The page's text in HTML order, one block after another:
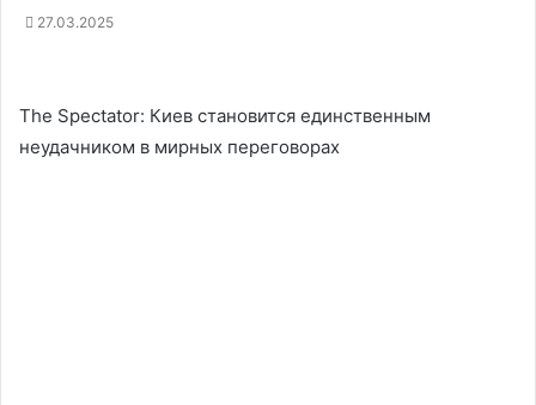
27.03.2025
The Spectator: Киев становится единственным
неудачником в мирных переговорах